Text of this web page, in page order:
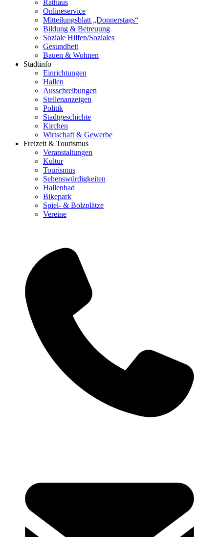
Rathaus
Onlineservice
Mitteilungsblatt „Donnerstags“
Bildung & Betreuung
Soziale Hilfen/Soziales
Gesundheit
Bauen & Wohnen
Stadtinfo
Einrichtungen
Hallen
Ausschreibungen
Stellenanzeigen
Politik
Stadtgeschichte
Kirchen
Wirtschaft & Gewerbe
Freizeit & Tourismus
Veranstaltungen
Kultur
Tourismus
Sehenswürdigkeiten
Hallenbad
Bikepark
Spiel- & Bolzplätze
Vereine